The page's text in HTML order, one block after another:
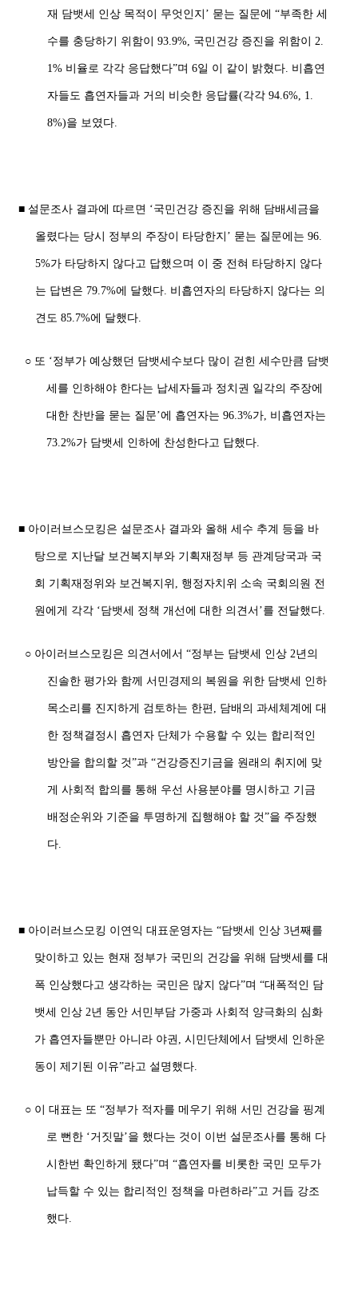
재 담뱃세 인상 목적이 무엇인지’ 묻는 질문에 “부족한 세
수를 충당하기 위함이 93.9%, 국민건강 증진을 위함이 2.
1% 비율로 각각 응답했다”며 6일 이 같이 밝혔다. 비흡연
자들도 흡연자들과 거의 비슷한 응답률(각각 94.6%, 1.
8%)을 보였다.
■ 설문조사 결과에 따르면 ‘국민건강 증진을 위해 담배세금을
올렸다는 당시 정부의 주장이 타당한지’ 묻는 질문에는 96.
5%가 타당하지 않다고 답했으며 이 중 전혀 타당하지 않다
는 답변은 79.7%에 달했다. 비흡연자의 타당하지 않다는 의
견도 85.7%에 달했다.
○ 또 ‘정부가 예상했던 담뱃세수보다 많이 걷힌 세수만큼 담뱃
세를 인하해야 한다는 납세자들과 정치권 일각의 주장에
대한 찬반을 묻는 질문’에 흡연자는 96.3%가, 비흡연자는
73.2%가 담뱃세 인하에 찬성한다고 답했다.
■ 아이러브스모킹은 설문조사 결과와 올해 세수 추계 등을 바
탕으로 지난달 보건복지부와 기획재정부 등 관계당국과 국
회 기획재정위와 보건복지위, 행정자치위 소속 국회의원 전
원에게 각각 ‘담뱃세 정책 개선에 대한 의견서’를 전달했다.
○ 아이러브스모킹은 의견서에서 “정부는 담뱃세 인상 2년의
진솔한 평가와 함께 서민경제의 복원을 위한 담뱃세 인하
목소리를 진지하게 검토하는 한편, 담배의 과세체계에 대
한 정책결정시 흡연자 단체가 수용할 수 있는 합리적인
방안을 합의할 것”과 “건강증진기금을 원래의 취지에 맞
게 사회적 합의를 통해 우선 사용분야를 명시하고 기금
배정순위와 기준을 투명하게 집행해야 할 것”을 주장했
다.
■ 아이러브스모킹 이연익 대표운영자는 “담뱃세 인상 3년째를
맞이하고 있는 현재 정부가 국민의 건강을 위해 담뱃세를 대
폭 인상했다고 생각하는 국민은 많지 않다”며 “대폭적인 담
뱃세 인상 2년 동안 서민부담 가중과 사회적 양극화의 심화
가 흡연자들뿐만 아니라 야권, 시민단체에서 담뱃세 인하운
동이 제기된 이유”라고 설명했다.
○ 이 대표는 또 “정부가 적자를 메우기 위해 서민 건강을 핑계
로 뻔한 ‘거짓말’을 했다는 것이 이번 설문조사를 통해 다
시한번 확인하게 됐다”며 “흡연자를 비롯한 국민 모두가
납득할 수 있는 합리적인 정책을 마련하라”고 거듭 강조
했다.